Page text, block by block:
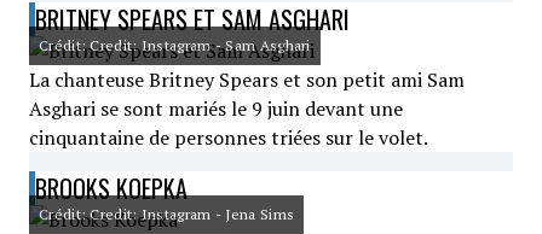
BRITNEY SPEARS ET SAM ASGHARI
Crédit: Credit: Instagram - Sam Asghari
La chanteuse Britney Spears et son petit ami Sam
Asghari se sont mariés le 9 juin devant une
cinquantaine de personnes triées sur le volet.
BROOKS KOEPKA
Crédit: Credit: Instagram - Jena Sims